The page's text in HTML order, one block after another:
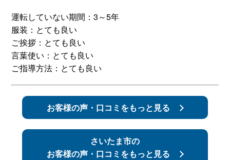
出張地域
スタッフ紹介
簡易補助ブレーキと
は
キャンペーン
運転していない期間：3～5年
服装：とても良い
ご挨拶：とても良い
言葉使い：とても良い
ご指導方法：とても良い
お客様の声・口コミをもっと見る
さいたま市の
お客様の声・口コミをもっと見る